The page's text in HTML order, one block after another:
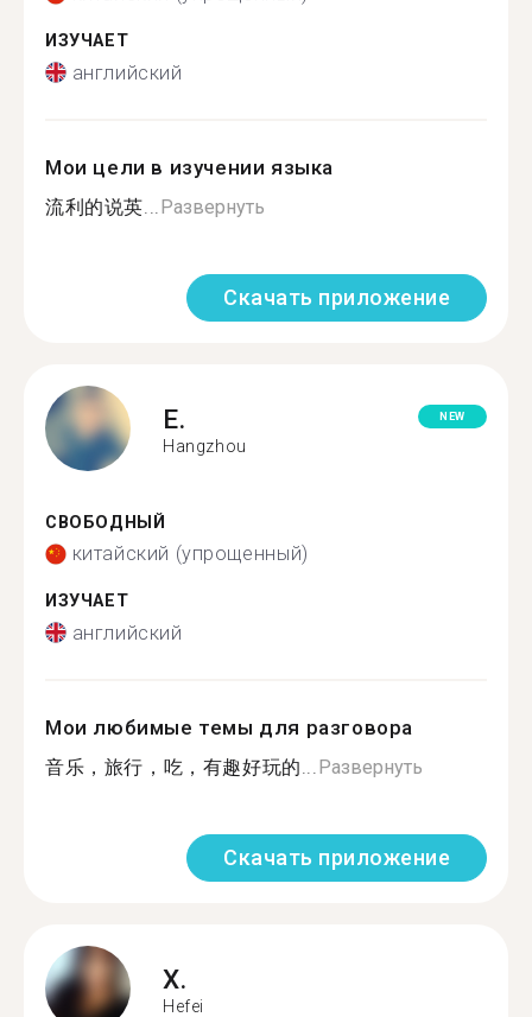
ИЗУЧАЕТ
английский
Мои цели в изучении языка
流利的说英... Развернуть
Скачать приложение
E.
Hangzhou
NEW
СВОБОДНЫЙ
китайский (упрощенный)
ИЗУЧАЕТ
английский
Мои любимые темы для разговора
音乐，旅行，吃，有趣好玩的... Развернуть
Скачать приложение
X.
Hefei